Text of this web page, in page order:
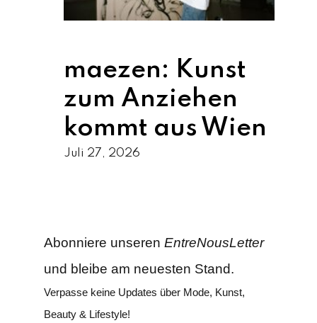
maezen: Kunst
zum Anziehen
kommt aus Wien
Juli 27, 2026
Abonniere unseren EntreNousLetter
und bleibe am neuesten Stand.
Verpasse keine Updates über Mode, Kunst,
Beauty & Lifestyle!